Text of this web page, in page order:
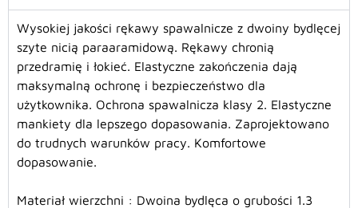
Wysokiej jakości rękawy spawalnicze z dwoiny bydlęcej
szyte nicią paraaramidową. Rękawy chronią
przedramię i łokieć. Elastyczne zakończenia dają
maksymalną ochronę i bezpieczeństwo dla
użytkownika. Ochrona spawalnicza klasy 2. Elastyczne
mankiety dla lepszego dopasowania. Zaprojektowano
do trudnych warunków pracy. Komfortowe
dopasowanie.
Materiał wierzchni : Dwoina bydlęca o grubości 1.3